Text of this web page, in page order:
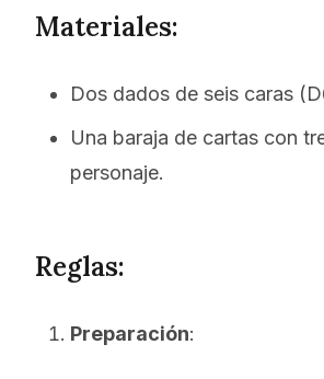
Materiales:
Dos dados de seis caras
Una baraja de cartas con
personaje.
Reglas:
Preparación: